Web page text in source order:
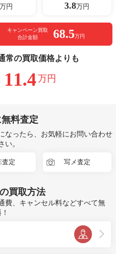
円 3.8万円
キャンペーン買取
合計金額
68.5万円
常の買取価格よりも
11.4万円
料査定
なったら、お気軽にお問い合わせ
い。
査定 写メ査定
買取方法
費、キャンセル料などすべて無